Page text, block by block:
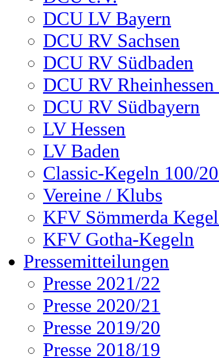
DCU LV Bayern
DCU RV Sachsen
DCU RV Südbaden
DCU RV
DCU RV Südbayern
LV Hessen
LV Baden
Classic-Kegeln 100/
Vereine / Klubs
KFV Sömmerda
KFV Gotha-Kegeln
Pressemitteilungen
Presse 2021/22
Presse 2020/21
Presse 2019/20
Presse 2018/19